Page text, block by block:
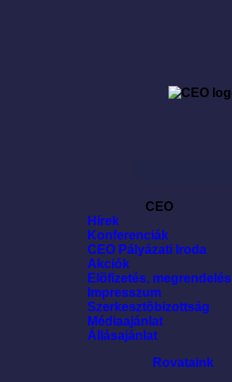
CEO
Hírek
Konferenciák
CEO Pályázati Iroda
Akciók
Elõfizetés, megrendelés
Impresszum
Szerkesztõbizottság
Médiaajánlat
Állásajánlat
Rovataink